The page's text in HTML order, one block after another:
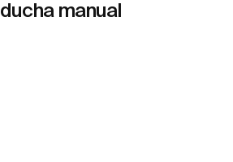
manual